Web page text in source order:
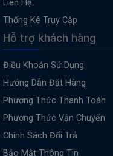
Liên Hệ
Thống Kê Truy Cập
Hỗ trợ khách hàng
Điều Khoản Sử Dụng
Hướng Dẫn Đặt Hàng
Phương Thức Thanh Toán
Phương Thức Vận Chuyển
Chính Sách Đổi Trả
Bảo Mật Thông Tin